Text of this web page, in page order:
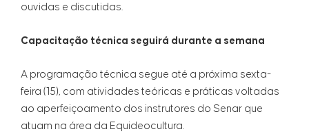
ouvidas e discutidas.
Capacitação técnica seguirá durante a semana
A programação técnica segue até a próxima sexta-
feira (15), com atividades teóricas e práticas voltadas
ao aperfeiçoamento dos instrutores do Senar que
atuam na área da Equideocultura.